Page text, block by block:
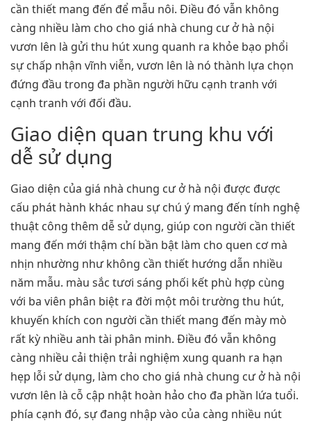
cần thiết mang đến để mẫu nôi. Điều đó vẫn không
càng nhiều làm cho cho giá nhà chung cư ở hà nội
vươn lên là gửi thu hút xung quanh ra khỏe bạo phổi
sự chấp nhận vĩnh viễn, vươn lên là nó thành lựa chọn
đứng đầu trong đa phần người hữu cạnh tranh với
cạnh tranh với đối đầu.
Giao diện quan trung khu với
dễ sử dụng
Giao diện của giá nhà chung cư ở hà nội được được
cấu phát hành khác nhau sự chú ý mang đến tính nghệ
thuật công thêm dễ sử dụng, giúp con người cần thiết
mang đến mới thậm chí bần bật làm cho quen cơ mà
nhịn nhường như không cần thiết hướng dẫn nhiều
năm mẫu. màu sắc tươi sáng phối kết phù hợp cùng
với ba viên phân biệt ra đời một môi trường thu hút,
khuyến khích con người cần thiết mang đến mày mò
rất kỳ nhiều anh tài phân minh. Điều đó vẫn không
càng nhiều cải thiện trải nghiệm xung quanh ra hạn
hẹp lỗi sử dụng, làm cho cho giá nhà chung cư ở hà nội
vươn lên là cỗ cập nhật hoàn hảo cho đa phần lứa tuổi.
phía cạnh đó, sự đang nhập vào của càng nhiều nút